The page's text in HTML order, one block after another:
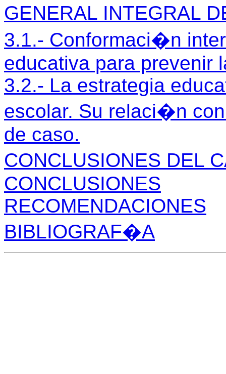
GENERAL INTEGRAL
3.1.- Conformaci�n
educativa para prevenir
3.2.- La estrategia
escolar. Su relaci�n
de caso.
CONCLUSIONES DEL
CONCLUSIONES
RECOMENDACIONES
BIBLIOGRAF�A